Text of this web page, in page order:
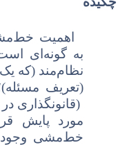
اهمیت
به گونه‌ای
نظام‌مند (که
(تعریف
(قانونگذاری
مورد پایش
خط‌مشی وجود